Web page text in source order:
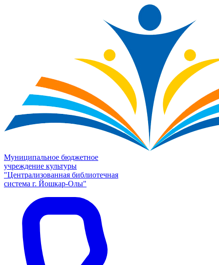
Муниципальное бюджетное
учреждение культуры
"Централизованная библиотечная
система г. Йошкар-Олы"